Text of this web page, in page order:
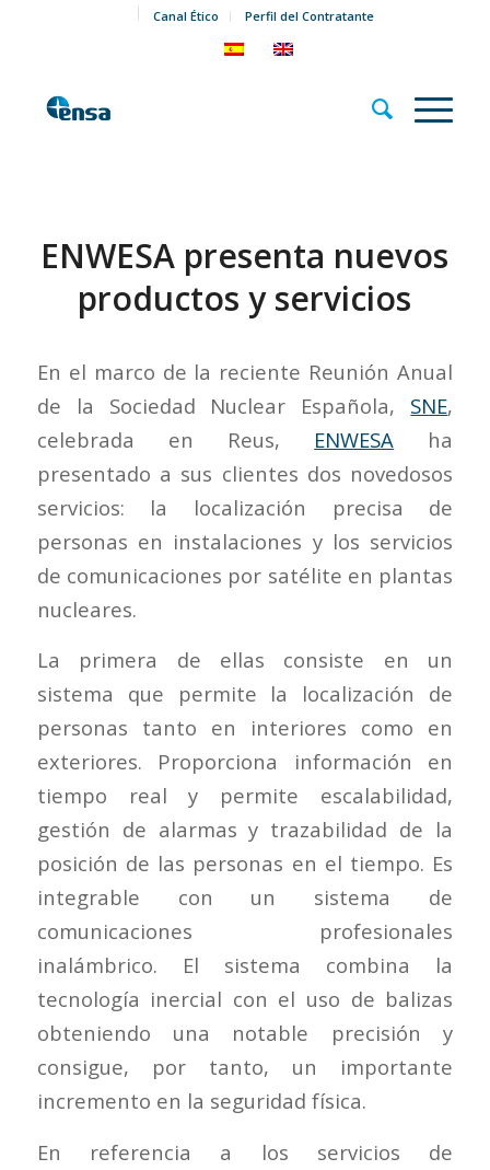
Canal Ético Perfil del Contratante
ENWESA presenta nuevos
productos y servicios
En el marco de la reciente Reunión Anual
de la Sociedad Nuclear Española, SNE,
celebrada en Reus, ENWESA ha
presentado a sus clientes dos novedosos
servicios: la localización precisa de
personas en instalaciones y los servicios
de comunicaciones por satélite en plantas
nucleares.
La primera de ellas consiste en un
sistema que permite la localización de
personas tanto en interiores como en
exteriores. Proporciona información en
tiempo real y permite escalabilidad,
gestión de alarmas y trazabilidad de la
posición de las personas en el tiempo. Es
integrable con un sistema de
comunicaciones profesionales
inalámbrico. El sistema combina la
tecnología inercial con el uso de balizas
obteniendo una notable precisión y
consigue, por tanto, un importante
incremento en la seguridad física.
En referencia a los servicios de